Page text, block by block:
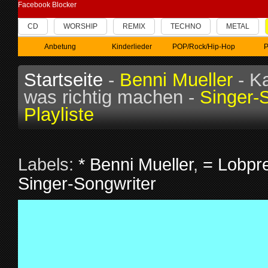
CD WORSHIP REMIX TECHNO METAL
Anbetung Kinderlieder POP/Rock/Hip-Hop
Facebook Blocker
Startseite - Benni Mueller -
was richtig machen - Singer-
Playliste
Labels:* Benni Mueller,=
Singer-Songwriter